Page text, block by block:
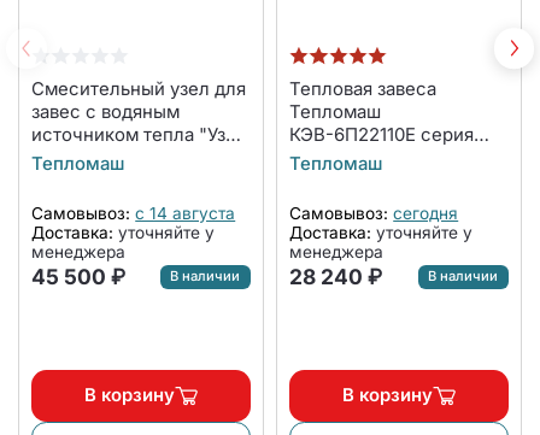
Смесительный узел для
завес с водяным
источником тепла "Узел
6,3"
Тепломаш
Самовывоз: с 14 августа
Доставка: уточняйте у
менеджера
45 500 ₽ В наличии
В корзину
Тепловая завеса
Тепломаш
КЭВ-6П22110E серия
200 Классика
Тепломаш
Самовывоз: сегодня
Доставка: уточняйте у
менеджера
28 240 ₽ В наличии
В корзину